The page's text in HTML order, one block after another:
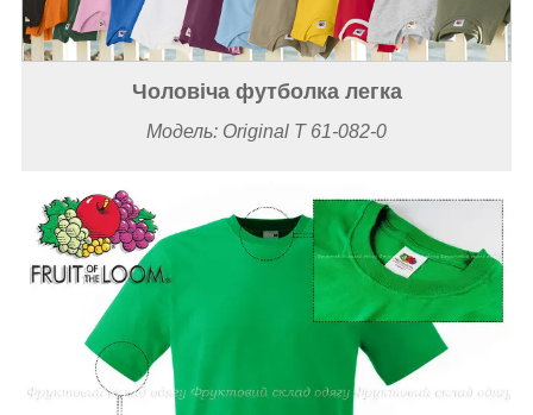
Чоловіча футболка легка
Модель: Original T 61-082-0